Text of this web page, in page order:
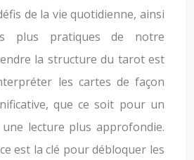
de la vie quotidienne, ainsi
plus pratiques de notre
la structure du tarot est
les cartes de façon
que ce soit pour un
lecture plus approfondie.
est la clé pour débloquer les